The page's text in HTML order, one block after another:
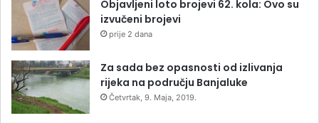
Objavljeni loto brojevi 62. kola: Ovo su
izvučeni brojevi
prije 2 dana
Za sada bez opasnosti od izlivanja
rijeka na području Banjaluke
Četvrtak, 9. Maja, 2019.